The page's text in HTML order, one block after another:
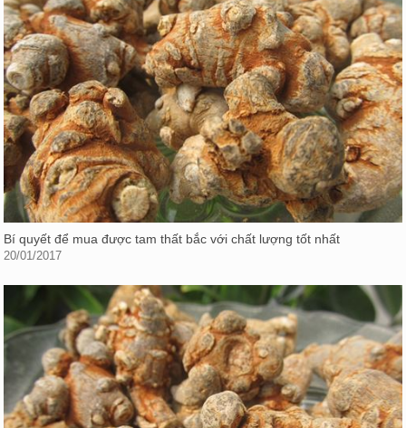
Bí quyết để mua được tam thất bắc với chất lượng tốt nhất
20/01/2017